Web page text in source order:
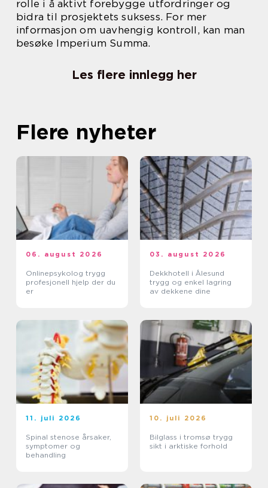
rolle i å aktivt forebygge utfordringer og
bidra til prosjektets suksess. For mer
informasjon om uavhengig kontroll, kan man
besøke Imperium Summa.
Les flere innlegg her
Flere nyheter
06. august 2026
Onlinepsykolog trygg
profesjonell hjelp der du
er
03. august 2026
Dekkhotell i Ålesund
trygg og enkel lagring
av dekkene dine
11. juli 2026
Spinal stenose årsaker,
symptomer og
behandling
10. juli 2026
Bilglass i tromsø trygg
sikt i arktiske forhold